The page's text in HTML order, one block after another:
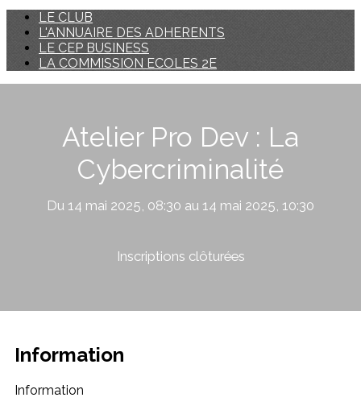
LE CLUB
L'ANNUAIRE DES ADHERENTS
LE CEP BUSINESS
LA COMMISSION ECOLES 2E
Atelier Pro Dev : La
Cybercriminalité
Du 14 mai 2025, 08:30 au 14 mai 2025, 10:30
Inscriptions clôturées
Information
Information